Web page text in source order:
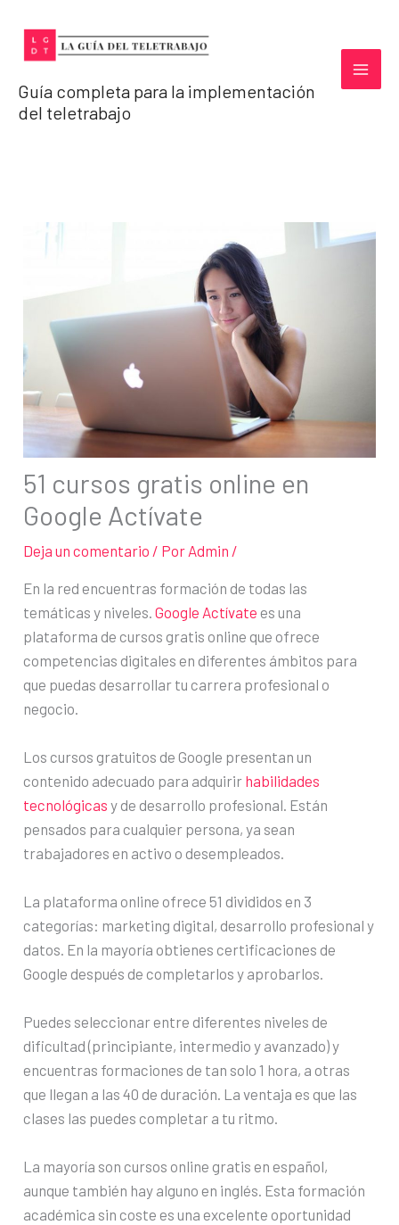
contenido
Guía completa para la implementación
del teletrabajo
51 cursos gratis online en
Google Actívate
Deja un comentario / Por Admin /
En la red encuentras formación de todas las
temáticas y niveles.Google Actívate es una
plataforma de cursos gratis online que ofrece
competencias digitales en diferentes ámbitos para
que puedas desarrollar tu carrera profesional o
negocio.
Los cursos gratuitos de Google presentan un
contenido adecuado para adquirir habilidades
tecnológicas y de desarrollo profesional. Están
pensados para cualquier persona, ya sean
trabajadores en activo o desempleados.
La plataforma online ofrece 51 divididos en 3
categorías: marketing digital, desarrollo profesional y
datos. En la mayoría obtienes certificaciones de
Google después de completarlos y aprobarlos.
Puedes seleccionar entre diferentes niveles de
dificultad (principiante, intermedio y avanzado) y
encuentras formaciones de tan solo 1 hora, a otras
que llegan a las 40 de duración. La ventaja es que las
clases las puedes completar a tu ritmo.
La mayoría son cursos online gratis en español,
aunque también hay alguno en inglés. Esta formación
académica sin coste es una excelente oportunidad